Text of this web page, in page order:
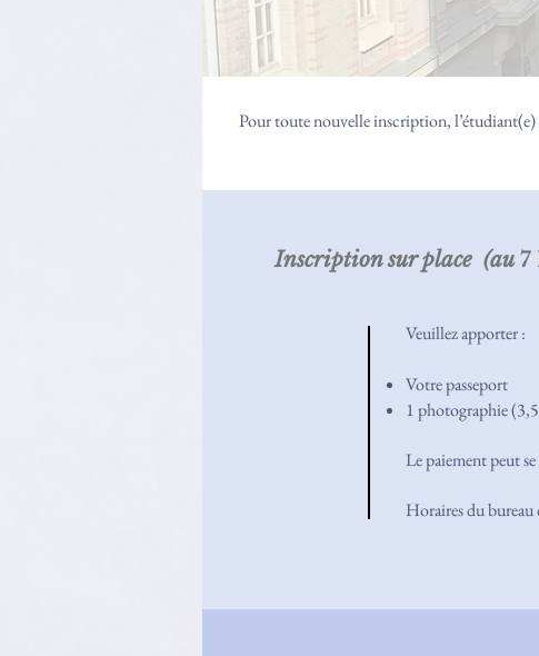
​Pour toute nouvelle inscription, l’étudiant(e)
Inscription sur place (au7
Veuillez apporter :
Votre passeport
1 photographie
Le paiement peut
Horaires du